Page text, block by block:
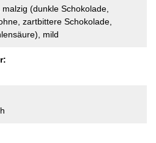
(dunkle Schokolade,
zartbittere Schokolade,
mild